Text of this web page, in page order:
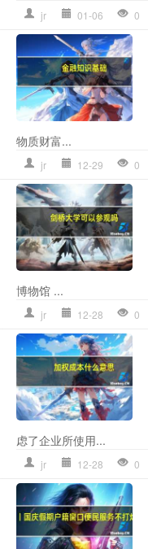
jr 01-06 0
物质财富...
jr 12-29 0
博物馆 ...
jr 12-28 0
虑了企业所使用...
jr 12-28 0